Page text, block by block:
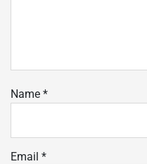
Name *
Email *